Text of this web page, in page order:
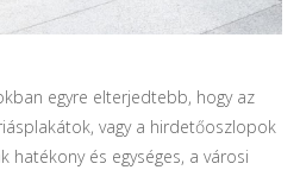
egyre elterjedtebb, hogy az
vagy a hirdetőoszlopok
hatékony és egységes, a városi